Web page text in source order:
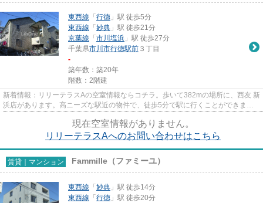
東西線 「 行徳 」駅 徒歩5分
東西線 「 妙典 」駅 徒歩21分
京葉線 「 市川塩浜 」駅 徒歩27分
千葉県市川市行徳駅前 ３丁目
-
築年数：築20年
階数：2階建
新着情報：リリーテラスAの空室情報ならコチラ。歩いて382mの場所に、西友 新
浜店があります。高ニーズな駅近の物件で、徒歩5分で駅に行くことができま
現在空室情報がありません。
リリーテラスAへのお問い合わせはこちら
賃貸｜マンション Fammille（ファミーユ）
東西線 「 妙典 」駅 徒歩14分
東西線 「 行徳 」駅 徒歩20分